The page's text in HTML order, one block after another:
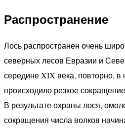
Распространение
Лось распространен очень
северных лесов Евразии и
середине XIX века, повторно, в
происходило резкое
В результате охраны лося,
сокращения числа волков